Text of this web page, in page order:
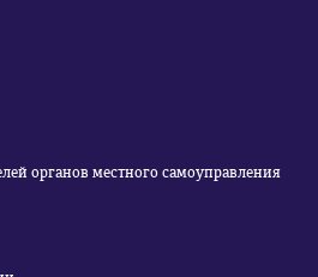
органов местного самоуправления